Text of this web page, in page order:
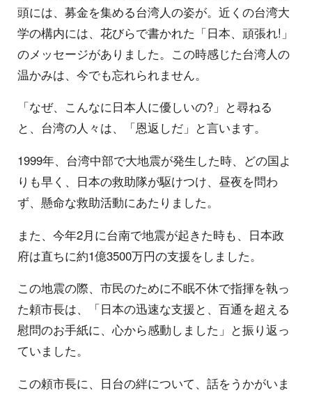
頭には、募金を集める台湾人の姿が。近くの台湾大
学の構内には、花びらで書かれた「日本、頑張れ!」
のメッセージがありました。この時感じた台湾人の
温かみは、今でも忘れられません。
「なぜ、こんなに日本人に優しいの?」と尋ねる
と、台湾の人々は、「恩返しだ」と言います。
1999年、台湾中部で大地震が発生した時、どの国よ
りも早く、日本の救助隊が駆けつけ、昼夜を問わ
ず、懸命な救助活動にあたりました。
また、今年2月に台南で地震が起きた時も、日本政
府は直ちに約1億3500万円の支援をしました。
この地震の際、市民のために不眠不休で指揮を執っ
た頼市長は、「日本の迅速な支援と、百通を超える
慰問のお手紙に、心から感動しました」と振り返っ
ていました。
この頼市長に、日台の絆について、話をうかがいま